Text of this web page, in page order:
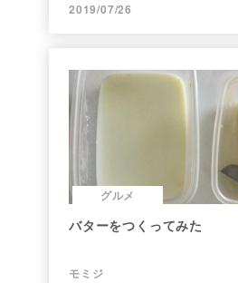
2019/07/26
グルメ
バターをつくってみた
モミジ